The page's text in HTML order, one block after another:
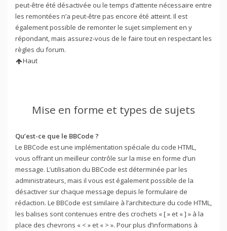
peut-être été désactivée ou le temps d’attente nécessaire entre
les remontées n’a peut-être pas encore été atteint. Il est
également possible de remonter le sujet simplement en y
répondant, mais assurez-vous de le faire tout en respectant les
règles du forum.
Haut
Mise en forme et types de sujets
Qu’est-ce que le BBCode ?
Le BBCode est une implémentation spéciale du code HTML,
vous offrant un meilleur contrôle sur la mise en forme d’un
message. L’utilisation du BBCode est déterminée par les
administrateurs, mais il vous est également possible de la
désactiver sur chaque message depuis le formulaire de
rédaction. Le BBCode est similaire à l’architecture du code HTML,
les balises sont contenues entre des crochets « [ » et « ] » à la
place des chevrons « < » et « > ». Pour plus d’informations à